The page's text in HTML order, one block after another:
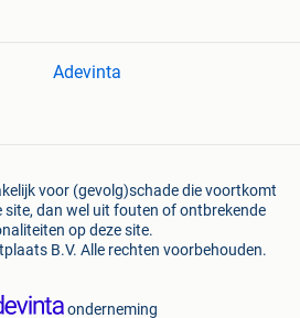
Adevinta
voor (gevolg)schade die voortkomt
site, dan wel uit fouten of ontbrekende
op deze site.
B.V. Alle rechten voorbehouden.
onderneming